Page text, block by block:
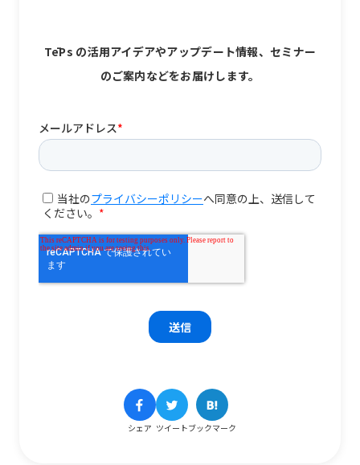
TēPs の活用アイデアやアップデート情報、セミナー
のご案内などをお届けします。
シェア ツイートブックマーク